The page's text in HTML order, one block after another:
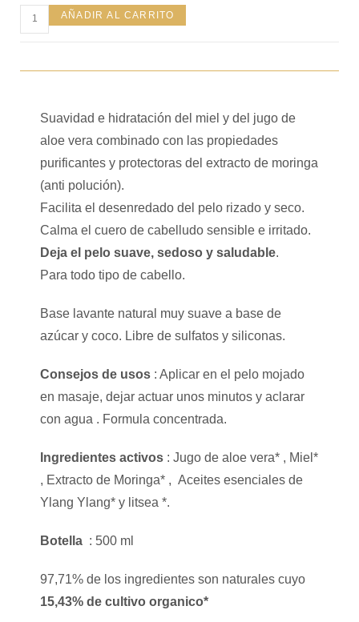
AÑADIR AL CARRITO
Suavidad e hidratación del miel y del jugo de
aloe vera combinado con las propiedades
purificantes y protectoras del extracto de moringa
(anti polución).
Facilita el desenredado del pelo rizado y seco.
Calma el cuero de cabelludo sensible e irritado.
Deja el pelo suave, sedoso y saludable.
Para todo tipo de cabello.
Base lavante natural muy suave a base de
azúcar y coco. Libre de sulfatos y siliconas.
Consejos de usos : Aplicar en el pelo mojado
en masaje, dejar actuar unos minutos y aclarar
con agua . Formula concentrada.
Ingredientes activos : Jugo de aloe vera* , Miel*
, Extracto de Moringa* , Aceites esenciales de
Ylang Ylang* y litsea *.
Botella : 500 ml
97,71% de los ingredientes son naturales cuyo
15,43% de cultivo organico*